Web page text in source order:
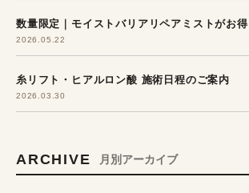
数量限定｜モイストバリアリペアミストがお得
2026.05.22
糸リフト・ヒアルロン酸 施術日程のご案内
2026.03.30
ARCHIVE 月別アーカイブ